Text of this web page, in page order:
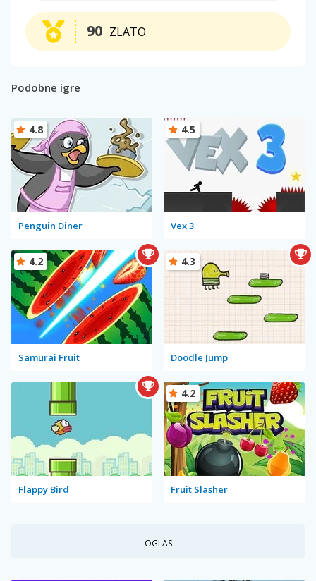
ZLATO
90
Podobne igre
Penguin Diner
4.8
Vex 3
4.5
Samurai Fruit
4.2
Doodle Jump
4.3
Flappy Bird Fruit Slasher
4.2
OGLAS